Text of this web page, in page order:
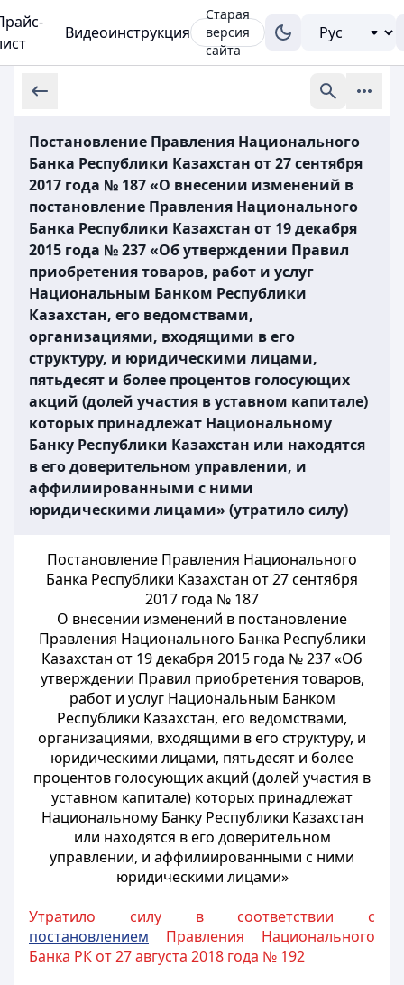
Видеоинструкция
Старая
версия
сайта
Постановление Правления Национального
Банка Республики Казахстан от 27 сентября
2017 года № 187 «О внесении изменений в
постановление Правления Национального
Банка Республики Казахстан от 19 декабря
2015 года № 237 «Об утверждении Правил
приобретения товаров, работ и услуг
Национальным Банком Республики
Казахстан, его ведомствами,
организациями, входящими в его
структуру, и юридическими лицами,
пятьдесят и более процентов голосующих
акций (долей участия в уставном капитале)
которых принадлежат Национальному
Банку Республики Казахстан или находятся
в его доверительном управлении, и
аффилиированными с ними
юридическими лицами» (утратило силу)
Постановление Правления Национального
Банка Республики Казахстан от 27 сентября
2017 года № 187
О внесении изменений в постановление
Правления Национального Банка Республики
Казахстан от 19 декабря 2015 года № 237 «Об
утверждении Правил приобретения товаров,
работ и услуг Национальным Банком
Республики Казахстан, его ведомствами,
организациями, входящими в его структуру, и
юридическими лицами, пятьдесят и более
процентов голосующих акций (долей участия в
уставном капитале) которых принадлежат
Национальному Банку Республики Казахстан
или находятся в его доверительном
управлении, и аффилиированными с ними
юридическими лицами»
Утратило силу в соответствии с
постановлением Правления Национального
Банка РК от 27 августа 2018 года № 192